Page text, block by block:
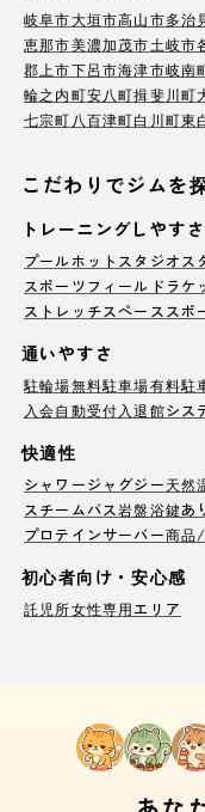
岐阜市大垣市高山市多治
恵那市美濃加茂市土岐市
郡上市下呂市海津市岐南
輪之内町安八町揖斐川町
七宗町 八百津町白川町東
こだわりでジムを
トレーニングしやすさ
プールホットスタジオ ス
スポーツフィールド ラケ
ストレッチスペース スポ
通いやすさ
駐輪場無料駐車場有料駐
入会自動受付 入退館シス
快適性
シャワージャグジー天然
スチームバス岩盤浴鍵あ
プロテインサーバー商品
初心者向け・安心感
託児所女性専用エリア